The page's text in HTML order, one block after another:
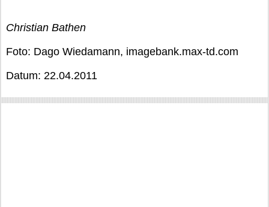
Christian Bathen
Foto: Dago Wiedamann, imagebank.max-td.com
Datum: 22.04.2011